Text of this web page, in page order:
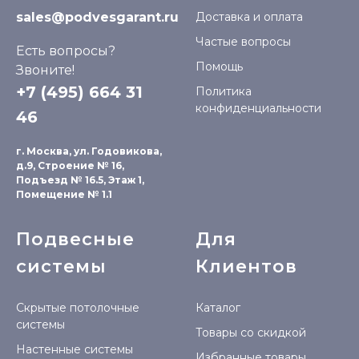
sales@podvesgarant.ru
Есть вопросы?
Звоните!
+7 (495) 664 31
46
г. Москва, ул. Годовикова,
д.9, Строение № 16,
Подъезд № 16.5, Этаж 1,
Помещение № 1.1
Доставка и оплата
Частые вопросы
Помощь
Политика
конфиденциальности
Подвесные
системы
Скрытые потолочные
системы
Настенные системы
Для
Клиентов
Каталог
Товары со скидкой